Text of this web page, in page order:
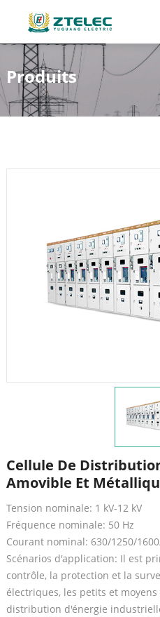
Produits
Cellule De
Amovible Et
Tension nominale: 1 kV-12 kV
Fréquence nominale: 50 Hz
Courant nominal: 630/1250/
Scénarios d'application: Il est
contrôle, la protection et la
électriques, les petits et
distribution d'énergie